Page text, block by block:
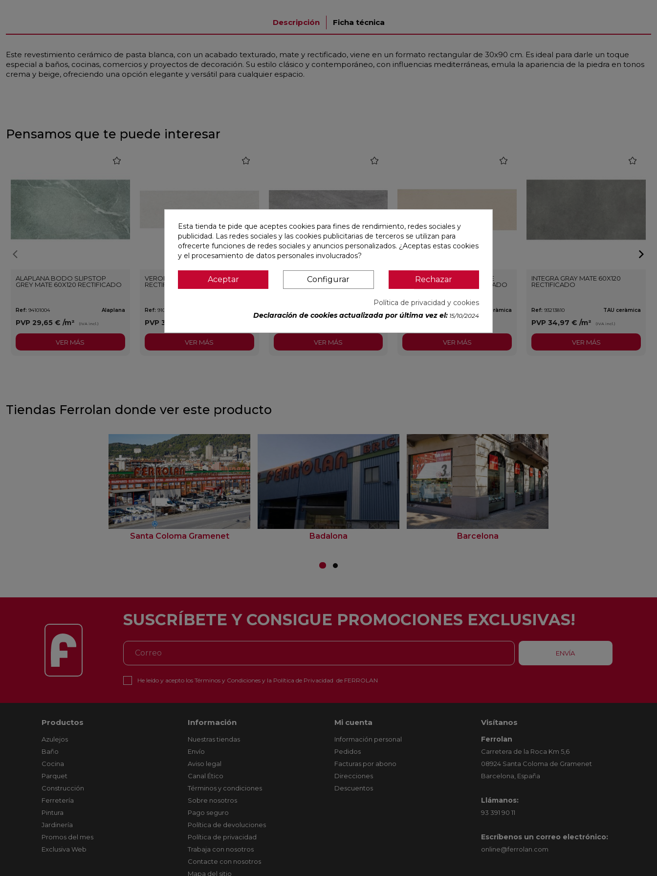
Descripción Ficha técnica
Este revestimiento cerámico de pasta blanca, con un acabado texturado, mate y rectificado, viene en un formato rectangular de 30x90 cm. Es ideal para darle un toque
especial a baños, cocinas, comercios y proyectos de decoración. Su estilo clásico y contemporáneo, con influencias mediterráneas, emula la apariencia de la piedra en tonos
crema y beige, ofreciendo una opción elegante y versátil para cualquier espacio.
Pensamos que te puede interesar
ALAPLANA BODO SLIPSTOP
GREY MATE 60X120 RECTIFICADO
Ref: 94101004 Alaplana
PVP 29,65 € /m² (IVA incl.)
favorite
VER MÁS
VERONA WHITE MATE 31,6X100
RECTIFICADO
Ref: 91080375
PVP 35,36 €
favorite
VER MÁS
KAWAII GREY MATE 31,6X100
RECTIFICADO
VER MÁS
PALOMASTONE WALL WHITE
NATURAL 33,3X100 RECTIFICADO
TAU ceràmica
VER MÁS
INTEGRA GRAY MATE 60X120
RECTIFICADO
Ref: 93213810 TAU ceràmica
PVP 34,97 €/m² (IVA incl.)
favorite
VER MÁS
Tiendas Ferrolan donde ver este producto
Santa Coloma Gramenet Badalona Barcelona
SUSCRÍBETE Y CONSIGUE PROMOCIONES EXCLUSIVAS!
He leído y acepto los Términos y Condicionesy la Política de Privacidad de FERROLAN
Productos
Azulejos
Baño
Cocina
Parquet
Construcción
Ferretería
Pintura
Jardinería
Promos del mes
Exclusiva Web
Información
Nuestras tiendas
Envío
Aviso legal
Canal Ético
Términos y condiciones
Sobre nosotros
Pago seguro
Política de devoluciones
Política de privacidad
Trabaja con nosotros
Contacte con nosotros
Mapa del sitio
Mi cuenta
Información personal
Pedidos
Facturas por abono
Direcciones
Descuentos
Visítanos
Ferrolan
Carretera de la Roca Km 5,6
08924 Santa Coloma de Gramenet
Barcelona, España
Llámanos:
93 391 90 11
Escríbenos un correo electrónico:
online@ferrolan.com
Esta tienda te pide que aceptes cookies para fines de rendimiento, redes sociales y
publicidad. Las redes sociales y las cookies publicitarias de terceros se utilizan para
ofrecerte funciones de redes sociales y anuncios personalizados. ¿Aceptas estas cookies
y el procesamiento de datos personales involucrados?
Aceptar Configurar Rechazar
Política de privacidad y cookies
Declaración de cookies actualizada por última vez el: 15/10/2024